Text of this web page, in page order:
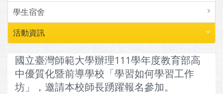
學生宿舍
活動資訊
國立臺灣師範大學辦理111學年度教育部高
中優質化暨前導學校「學習如何學習工作
坊」，邀請本校師長踴躍報名參加。